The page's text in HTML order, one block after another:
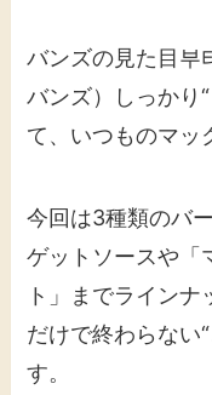
バンズの見た目부
バンズ）しっかり
て、いつものマッ
今回は3種類のバ
ゲットソースや「
ト」までライン
だけで終わらない
す。